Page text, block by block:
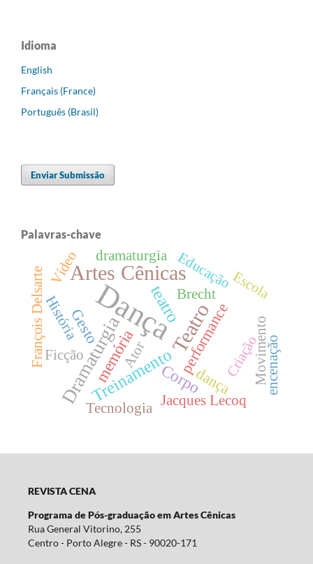
Idioma
English
Français (France)
Português (Brasil)
Enviar Submissão
Palavras-chave
Dança
Artes Cênicas
Teatro
Dramaturgia
teatro
Treinamento
memória Corpo
performance
Gesto
dança
Ator
Ficção
François Delsarte
Tecnologia
Movimento
Criação
EducaçãoEscola
Jacques Lecoq
História Brecht
Vídeo dramaturgia
encenação
REVISTA CENA
Programa de Pós-graduação em Artes Cênicas
Rua General Vitorino, 255
Centro - Porto Alegre - RS - 90020-171